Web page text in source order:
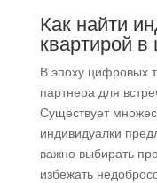
Как найти
квартирой в
В эпоху цифровых
партнера для
Существует
индивидуалки
важно выбирать
избежать